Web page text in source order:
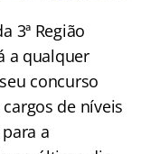
3ª Região
a qualquer
concurso
de níveis
a